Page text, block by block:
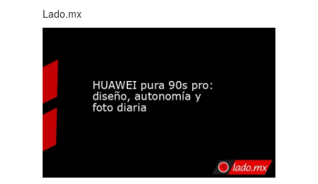
Lado.mx